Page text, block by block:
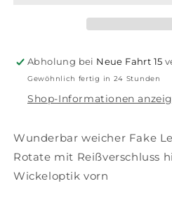
Abholung bei Neue Fahrt 15
Gewöhnlich fertig in 24 Stunden
Shop-Informationen
Wunderbar weicher Fake
Rotate mit Reißverschluss
Wickeloptik vorn